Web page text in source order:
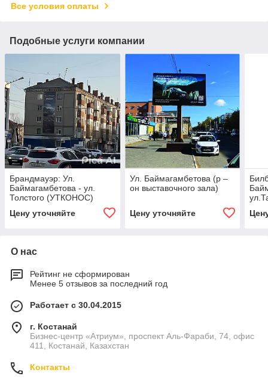
Все условия оплаты
Подобные услуги компании
Брандмауэр: Ул.
Баймагамбетова - ул.
Толстого (УТКОНОС)
Цену уточняйте
Ул. Баймагамбетова (р –
он выставочного зала)
Цену уточняйте
О нас
Рейтинг не сформирован
Менее 5 отзывов за последний год
Работает с 30.04.2015
г. Костанай
Бизнес-центр «Атриум», проспект Аль-Фараби, 74, офис
411, Костанай, Казахстан
Контакты